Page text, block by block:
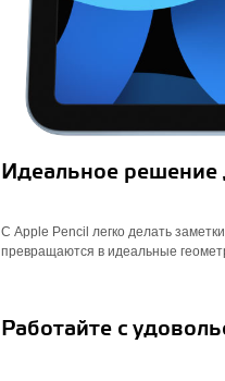
Идеальное
С Apple Pencil легко делать
превращаются в идеальные
Работайте с